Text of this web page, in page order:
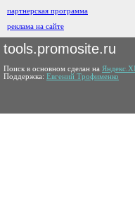
партнерская программа
реклама на сайте
tools.promosite.ru
Поиск в основном сделан на
Поддержка: Евгений Трофименко